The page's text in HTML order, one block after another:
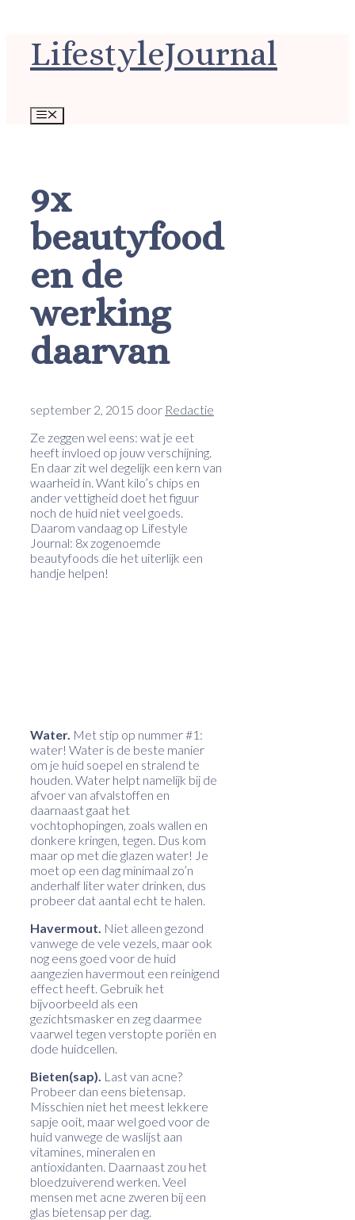
LifestyleJournal
Menu
9x
beautyfood
en de
werking
daarvan
september 2, 2015 door Redactie
Ze zeggen wel eens: wat je eet
heeft invloed op jouw verschijning.
En daar zit wel degelijk een kern van
waarheid in. Want kilo’s chips en
ander vettigheid doet het figuur
noch de huid niet veel goeds.
Daarom vandaag op Lifestyle
Journal: 8x zogenoemde
beautyfoods die het uiterlijk een
handje helpen!
Water. Met stip op nummer #1:
water! Water is de beste manier
om je huid soepel en stralend te
houden. Water helpt namelijk bij de
afvoer van afvalstoffen en
daarnaast gaat het
vochtophopingen, zoals wallen en
donkere kringen, tegen. Dus kom
maar op met die glazen water! Je
moet op een dag minimaal zo’n
anderhalf liter water drinken, dus
probeer dat aantal echt te halen.
Havermout. Niet alleen gezond
vanwege de vele vezels, maar ook
nog eens goed voor de huid
aangezien havermout een reinigend
effect heeft. Gebruik het
bijvoorbeeld als een
gezichtsmasker en zeg daarmee
vaarwel tegen verstopte poriën en
dode huidcellen.
Bieten(sap). Last van acne?
Probeer dan eens bietensap.
Misschien niet het meest lekkere
sapje ooit, maar wel goed voor de
huid vanwege de waslijst aan
vitamines, mineralen en
antioxidanten. Daarnaast zou het
bloedzuiverend werken. Veel
mensen met acne zweren bij een
glas bietensap per dag.